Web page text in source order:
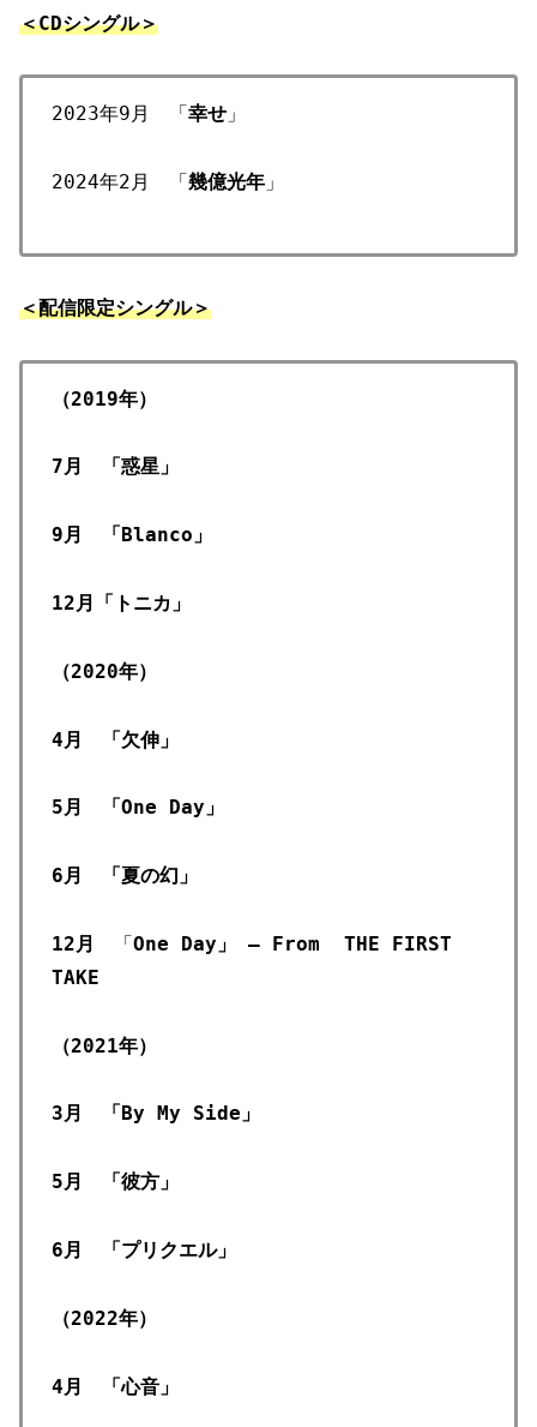
＜CDシングル＞
2023年9月 「 幸せ 」
2024年2月 「幾億光年 」
＜配信限定シングル＞
（2019年）
7月 「惑星」
9月 「Blanco」
12月「トニカ」
（2020年）
4月 「欠伸」
5月 「One Day」
6月 「夏の幻」
12月 「One Day」 – From
THE FIRST
TAKE
（2021年）
3月 「By My Side」
5月 「彼方」
6月 「プリクエル」
（2022年）
4月 「心音」